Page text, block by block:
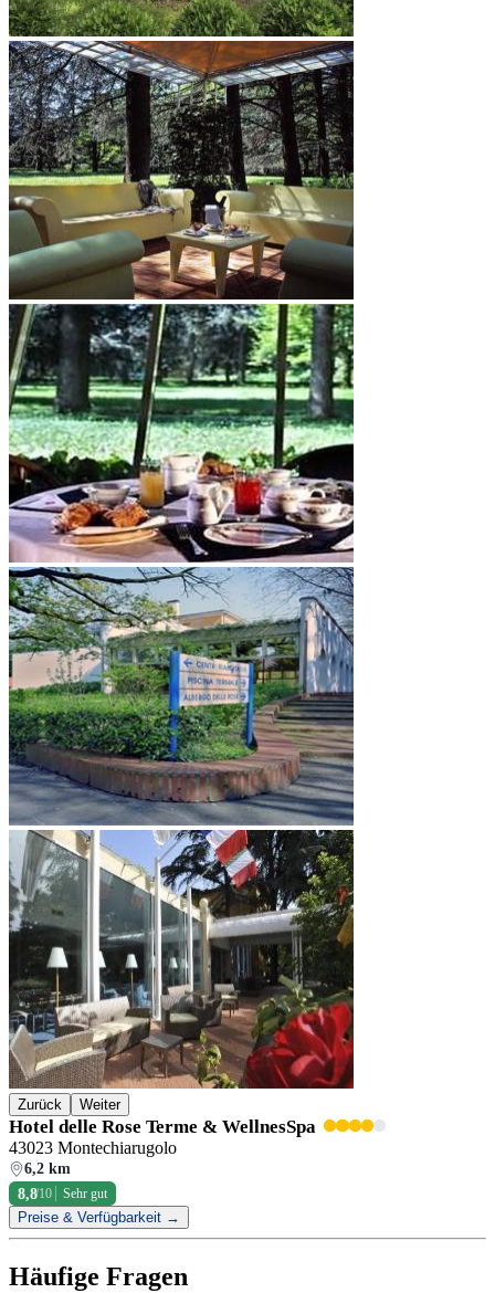
Zurück Weiter
Hotel delle Rose Terme & WellnesSpa
43023 Montechiarugolo
6,2 km
8,8/10 Sehr gut
Preise & Verfügbarkeit →
Häufige Fragen